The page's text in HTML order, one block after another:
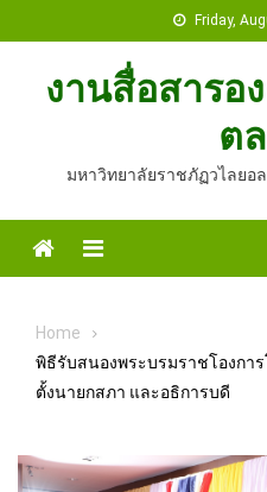
to
Friday,
งานสื่อสารอ
ต
มหาวิทยาลัยราชภัฏวไลยอ
HomeMenu
Home
พิธีรับสนองพระบรมราชโองกา
ตั้งนายกสภา และอธิการบดี